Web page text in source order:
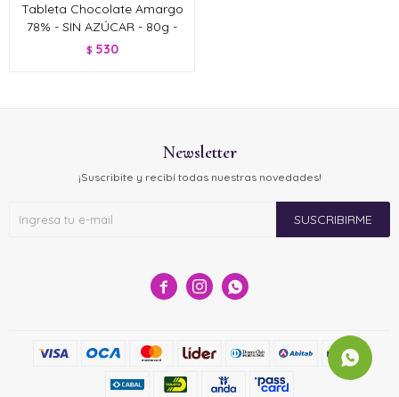
Tableta Chocolate Amargo
78% - SIN AZÚCAR - 80g -
$ 530
  
Newsletter
¡Suscribite y recibí todas nuestras novedades!
SUSCRIBIRME